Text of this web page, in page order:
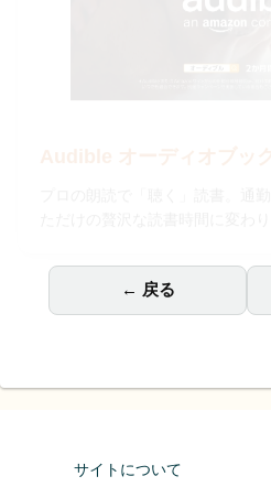
← 戻る
サイトについて